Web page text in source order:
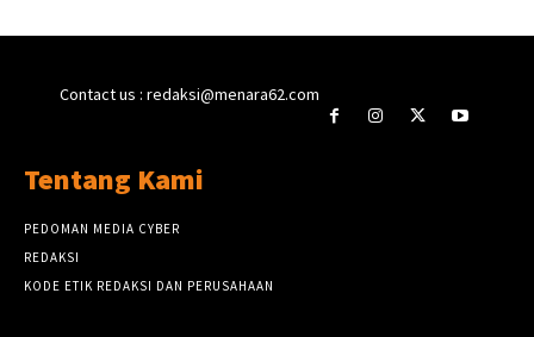
Contact us : redaksi@menara62.com
Tentang Kami
PEDOMAN MEDIA CYBER
REDAKSI
KODE ETIK REDAKSI DAN PERUSAHAAN